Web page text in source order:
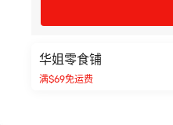
华姐零食铺
满$69免运费